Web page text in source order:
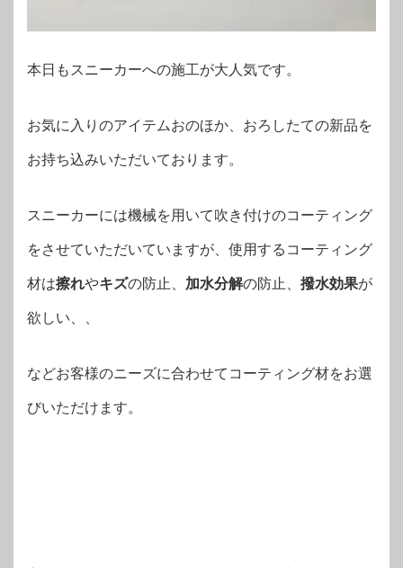
本日もスニーカーへの施工が大人気です。
お気に入りのアイテムおのほか、おろしたての新品を
お持ち込みいただいております。
スニーカーには機械を用いて吹き付けのコーティング
をさせていただいていますが、使用するコーティング
材は擦れやキズの防止、 加水分解の防止、 撥水効果が
欲しい、、
などお客様のニーズに合わせてコーティング材をお選
びいただけます。